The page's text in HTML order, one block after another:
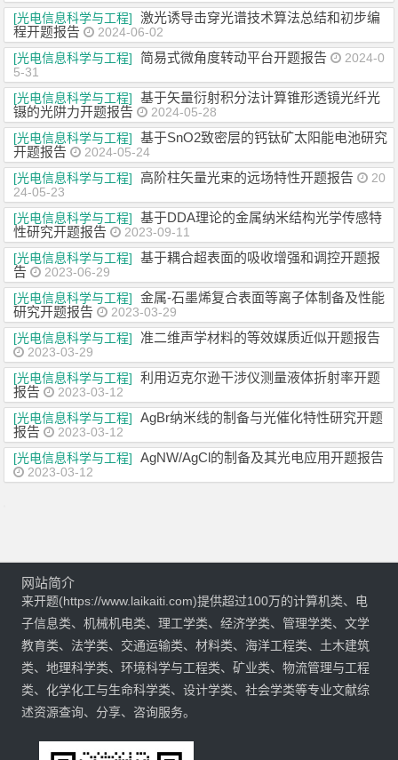
[光电信息科学与工程]
激光诱导击穿光谱技术算法总结和初步编
程开题报告
2024-06-02
[光电信息科学与工程]
简易式微角度转动平台开题报告
2024-0
5-31
[光电信息科学与工程]
基于矢量衍射积分法计算锥形透镜光纤光
镊的光阱力开题报告
2024-05-28
[光电信息科学与工程]
基于SnO2致密层的钙钛矿太阳能电池研究
开题报告
2024-05-24
[光电信息科学与工程]
高阶柱矢量光束的远场特性开题报告
20
24-05-23
[光电信息科学与工程]
基于DDA理论的金属纳米结构光学传感特
性研究开题报告
2023-09-11
[光电信息科学与工程]
基于耦合超表面的吸收增强和调控开题报
告
2023-06-29
[光电信息科学与工程]
金属-石墨烯复合表面等离子体制备及性能
研究开题报告
2023-03-29
[光电信息科学与工程]
准二维声学材料的等效媒质近似开题报告
2023-03-29
[光电信息科学与工程]
利用迈克尔逊干涉仪测量液体折射率开题
报告
2023-03-12
[光电信息科学与工程]
AgBr纳米线的制备与光催化特性研究开题
报告
2023-03-12
[光电信息科学与工程]
AgNW/AgCl的制备及其光电应用开题报告
2023-03-12
网站简介
来开题(https://www.laikaiti.com)提供超过100万的计算机类、电
子信息类、机械机电类、理工学类、经济学类、管理学类、文学
教育类、法学类、交通运输类、材料类、海洋工程类、土木建筑
类、地理科学类、环境科学与工程类、矿业类、物流管理与工程
类、化学化工与生命科学类、设计学类、社会学类等专业文献综
述资源查询、分享、咨询服务。